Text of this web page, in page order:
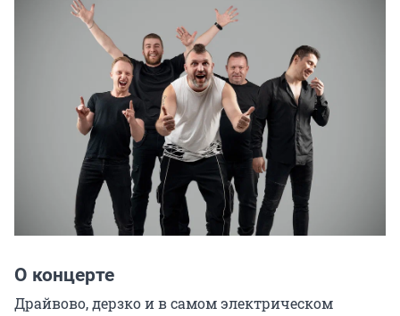
О концерте
Драйвово, дерзко и в самом электрическом